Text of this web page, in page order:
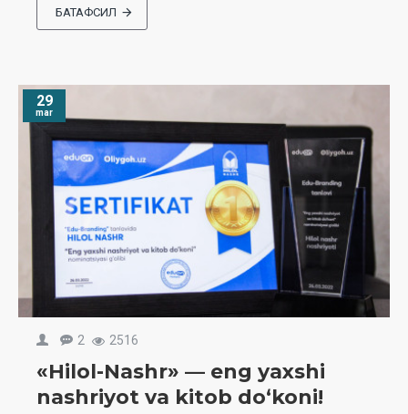
БАТАФСИЛ
29
mar
2 2516
«Hilol-Nashr» — eng yaxshi
nashriyot va kitob doʻkoni!